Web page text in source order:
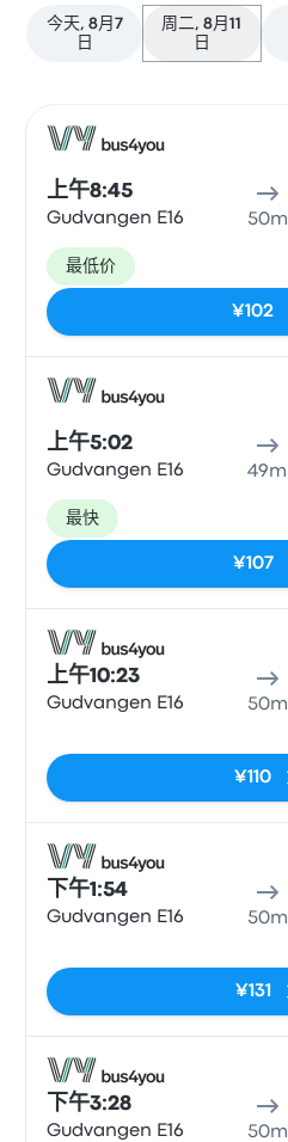
今天, 8月7
日
周二, 8月11
日
上午8:45
Gudvangen E16 50m
最低价
¥102
上午5:02
Gudvangen E16 49m
最快
¥107
上午10:23
Gudvangen E16 50m
¥110
下午1:54
Gudvangen E16 50m
¥131
下午3:28
Gudvangen E16 50m